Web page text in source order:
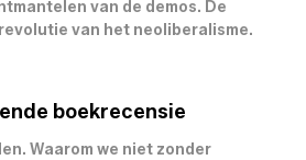
van de demos. De
van het neoliberalisme.
boekrecensie
Waarom we niet zonder